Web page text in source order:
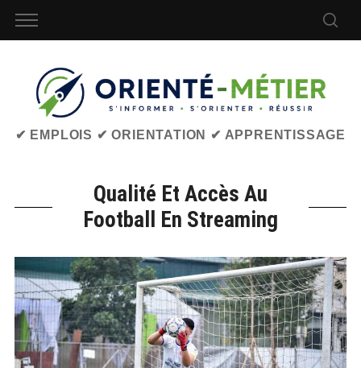
✔ EMPLOIS ✔ ORIENTATION ✔ APPRENTISSAGE
Qualité Et Accès Au
Football En Streaming